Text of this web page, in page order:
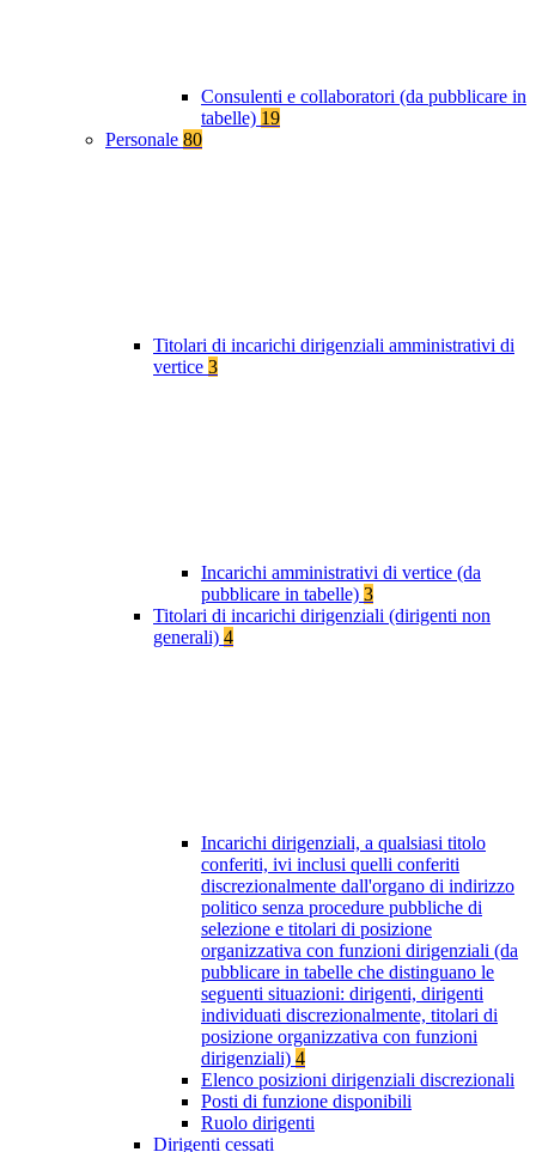
Consulenti e collaboratori (da pubblicare in
tabelle) 19
Personale 80
Titolari di incarichi dirigenziali amministrativi di
vertice 3
Incarichi amministrativi di vertice (da
pubblicare in tabelle) 3
Titolari di incarichi dirigenziali (dirigenti non
generali) 4
Incarichi dirigenziali, a qualsiasi titolo
conferiti, ivi inclusi quelli conferiti
discrezionalmente dall'organo di indirizzo
politico senza procedure pubbliche di
selezione e titolari di posizione
organizzativa con funzioni dirigenziali (da
pubblicare in tabelle che distinguano le
seguenti situazioni: dirigenti, dirigenti
individuati discrezionalmente, titolari di
posizione organizzativa con funzioni
dirigenziali) 4
Elenco posizioni dirigenziali discrezionali
Posti di funzione disponibili
Ruolo dirigenti
Dirigenti cessati